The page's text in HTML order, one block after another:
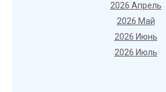
2026 Апрель
2026 Май
2026 Июнь
2026 Июль